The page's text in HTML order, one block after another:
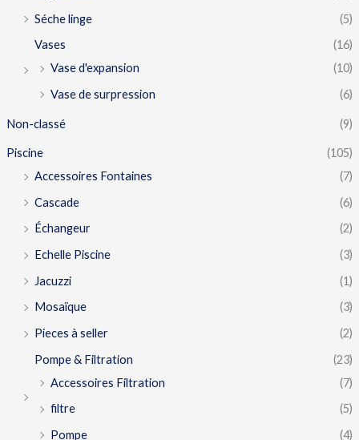
Séche linge
(5)
Vases
(16)
Vase d'expansion
(10)
Vase de surpression
(6)
Non-classé (9)
Piscine
(105)
Accessoires Fontaines
(7)
Cascade
(6)
Échangeur
(2)
Echelle Piscine
(3)
Jacuzzi
(1)
Mosaïque
(3)
Pieces à seller
(2)
Pompe & Filtration
(23)
Accessoires Filtration
(7)
filtre
(5)
Pompe
(4)